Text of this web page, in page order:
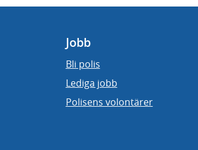
Jobb
Bli polis
Lediga jobb
Polisens volontärer